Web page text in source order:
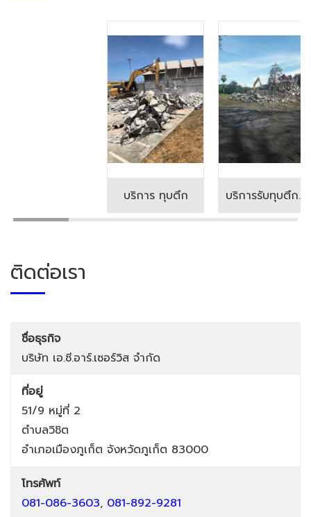
บริการ ทุบตึก บริการรับทุบตึกโรงแรม
ติดต่อเรา
ชื่อธุรกิจ
บริษัท เอ.ซี.อาร์.เซอร์วิส จำกัด
ที่อยู่
51/9 หมู่ที่ 2
ตำบลวิชิต
อำเภอเมืองภูเก็ต จังหวัดภูเก็ต 83000
โทรศัพท์
081-086-3603, 081-892-9281